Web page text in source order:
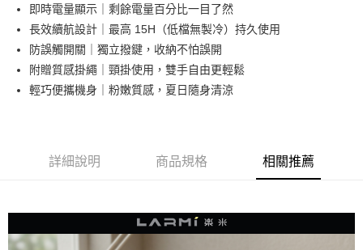
元大商業銀行
永豐商業銀行
玉山商業銀行
星展（台灣）商業銀行
台新國際商業銀行
中國信託商業銀行
台灣樂天信用卡公司
匯豐（台灣）商業銀行
華泰商業銀行
聯邦商業銀行
遠東國際商業銀行
元大商業銀行
永豐商業銀行
玉山商業銀行
星展（台灣）商業銀行
台新國際商業銀行
中國信託商業銀行
台灣樂天信用卡公司
悠遊付
AFTEE先享後付
相關說明
【關於「AFTEE先享後付」】
AFTEE先享後付是「在收到商品之後才付款」的支付方式。 讓您購物簡單
３．安心：先確認商品／服務後，再付款。
結帳頁面，進行簡訊認證並確認金額後，即可完成結帳。
２．訂單成立數日內，您將收到繳費通知簡訊。
３．收到繳費通知簡訊後14天內，點擊此簡訊中的連結，可透過四大超商／
ATM付款
全家取貨付款
付款後全家取貨
每筆NT$150
即時電量顯示｜剩餘電量百分比一目了然
長效續航設計｜最高 15H（低檔無製冷）持久使用
防誤觸開關｜獨立撥鍵，收納不怕誤開
附贈質感掛繩｜頸掛使用，雙手自由更輕鬆
輕巧便攜機身｜粉嫩質感，夏日隨身清涼
詳細說明 商品規格 相關推薦